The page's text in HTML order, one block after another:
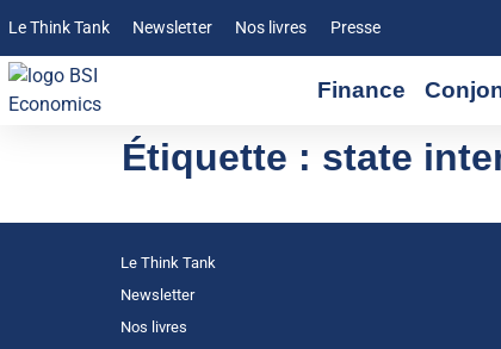
Le Think Tank Newsletter Nos livres Presse
Finance
Étiquette : state
Le Think Tank
Newsletter
Nos livres